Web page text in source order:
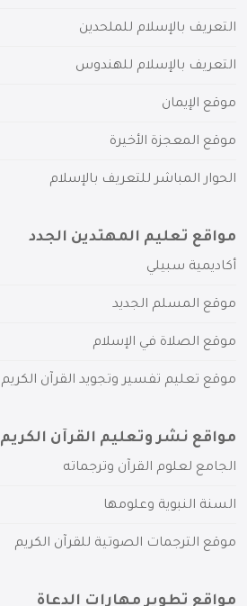
التعريف بالإسلام للملحدين
التعريف بالإسلام للهندوس
موقع الإيمان
موقع المعجزة الأخيرة
الحوار المباشر للتعريف بالإسلام
مواقع تعليم المهتدين الجدد
أكاديمية سبيلي
موقع المسلم الجديد
موقع الصلاة في الإسلام
موقع تعليم تفسير وتجويد القرآن الكريم
مواقع نشر وتعليم القرآن الكريم
الجامع لعلوم القرآن وترجماته
السنة النبوية وعلومها
موقع الترجمات الصوتية للقرآن الكريم
مواقع تطوير مهارات الدعاة